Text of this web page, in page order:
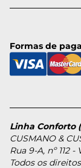
Formas de
Linha Conforto
CUSMANO &
Rua 9-A, nº 112
Todos os